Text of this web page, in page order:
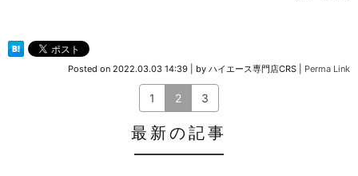
Posted on 2022.03.03 14:39 by ハイエース専門店CRS Perma Link
1 2 3
最新の記事